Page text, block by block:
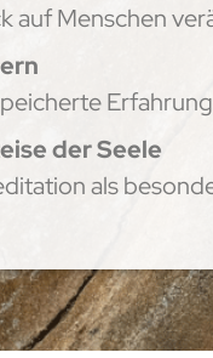
auf Menschen
der Seele
als